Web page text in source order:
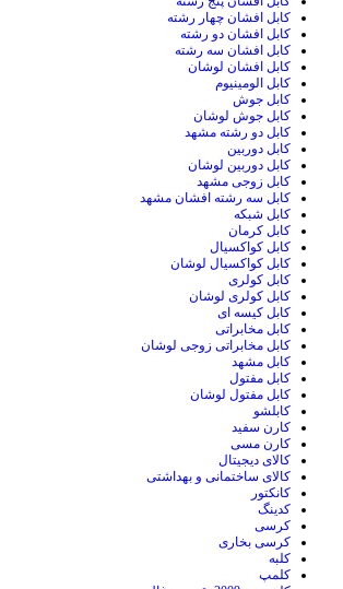
کابل افشان چهار رشته
کابل افشان دو رشته
کابل افشان سه رشته
کابل افشان لوشان
کابل الومینیوم
کابل جوش
کابل جوش لوشان
کابل دو رشته مشهد
کابل دوربین
کابل دوربین لوشان
کابل زوجی مشهد
کابل سه رشته افشان مشهد
کابل شبکه
کابل کرمان
کابل کواکسیال
کابل کواکسیال لوشان
کابل کولری
کابل کولری لوشان
کابل کیسه ای
کابل مخابراتی
کابل مخابراتی زوجی لوشان
کابل مشهد
کابل مفتول
کابل مفتول لوشان
کابلشو
کارن سفید
کارن مسی
کالای دیجیتال
کالای ساختمانی و بهداشتی
کانکتور
کدینگ
کرسی
کرسی بخاری
کلبه
کلمپ